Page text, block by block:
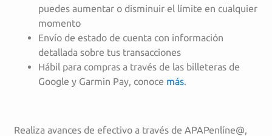
puedes aumentar o disminuir el límite en cualquier
momento
Envío de estado de cuenta con información
detallada sobre tus transacciones
Hábil para compras a través de las billeteras de
Google y Garmin Pay, conoce más
Realiza avances de efectivo a través de APAPenlíne@,